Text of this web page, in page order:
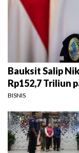
Bauksit Salip
Rp152,7 Triliun
BISNIS